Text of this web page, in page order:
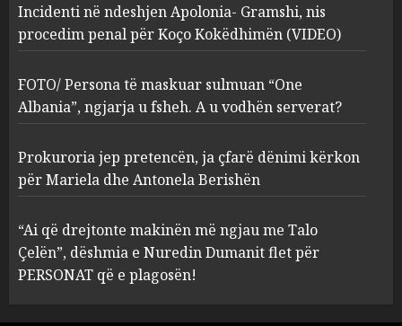
3
FOTO/ Persona të maskuar
sulmuan “One Albania”,
ngjarja u fsheh. A u vodhën
serverat?
MARCH 25, 2025
4
Prokuroria jep pretencën, ja
çfarë dënimi kërkon për
Berishën
MARCH 25, 2025
Incidenti në ndeshjen Apolonia- Gramshi, nis
procedim penal për Koço Kokëdhimën (VIDEO)
FOTO/ Persona të maskuar sulmuan “One
Albania”, ngjarja u fsheh. A u vodhën serverat?
Prokuroria jep pretencën, ja çfarë dënimi kërkon
për Mariela dhe Antonela Berishën
“Ai që drejtonte makinën më ngjau me Talo
Çelën”, dëshmia e Nuredin Dumanit flet për
PERSONAT që e plagosën!